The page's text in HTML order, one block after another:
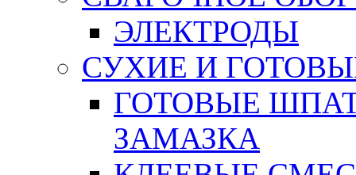
ЭЛЕКТРОДЫ
СУХИЕ И
ГОТОВЫЕ
ЗАМАЗКА